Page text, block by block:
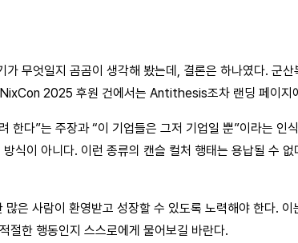
가 무엇일지 곰곰이 생각해 봤는데, 결론은 하나였다. 군
2025 후원 건에서는 Antithesis조차 랜딩 페이지
한다”는 주장과 “이 기업들은 그저 기업일 뿐”이라는
식이 아니다. 이런 종류의 캔슬 컬처 행태는 용납될 수
은 사람이 환영받고 성장할 수 있도록 노력해야 한다.
절한 행동인지 스스로에게 물어보길 바란다.